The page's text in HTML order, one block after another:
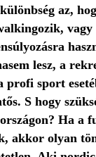
az,
lesz, a
sport
S hogy
Ha a
akkor olyan